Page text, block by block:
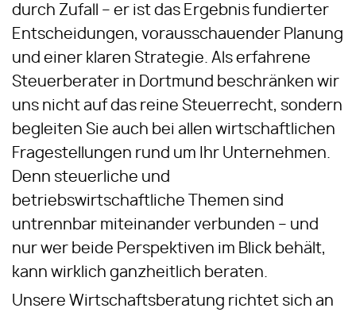
durch Zufall – er ist das Ergebnis fundierter
Entscheidungen, vorausschauender Planung
und einer klaren Strategie. Als erfahrene
Steuerberater in Dortmund beschränken wir
uns nicht auf das reine Steuerrecht, sondern
begleiten Sie auch bei allen wirtschaftlichen
Fragestellungen rund um Ihr Unternehmen.
Denn steuerliche und
betriebswirtschaftliche Themen sind
untrennbar miteinander verbunden – und
nur wer beide Perspektiven im Blick behält,
kann wirklich ganzheitlich beraten.
Unsere Wirtschaftsberatung richtet sich an